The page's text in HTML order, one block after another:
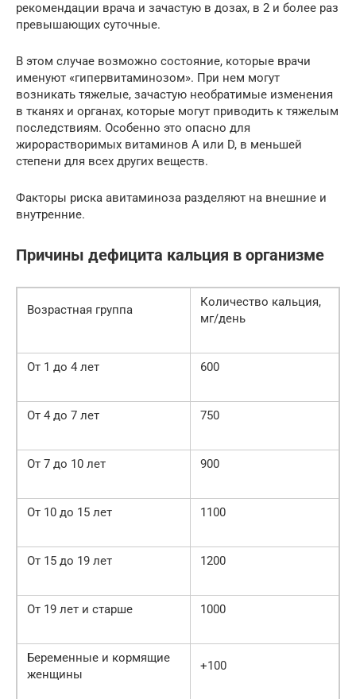
рекомендации врача и зачастую в дозах, в 2 и более раз
превышающих суточные.
В этом случае возможно состояние, которые врачи
именуют «гипервитаминозом». При нем могут
возникать тяжелые, зачастую необратимые изменения
в тканях и органах, которые могут приводить к тяжелым
последствиям. Особенно это опасно для
жирорастворимых витаминов А или D, в меньшей
степени для всех других веществ.
Факторы риска авитаминоза разделяют на внешние и
внутренние.
Причины дефицита кальция в организме
Возрастная группа
Количество кальция,
мг/день
От 1 до 4 лет 600
От 4 до 7 лет 750
От 7 до 10 лет 900
От 10 до 15 лет 1100
От 15 до 19 лет 1200
От 19 лет и старше 1000
Беременные и кормящие
женщины
+100